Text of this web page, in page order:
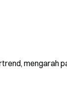
mengarah